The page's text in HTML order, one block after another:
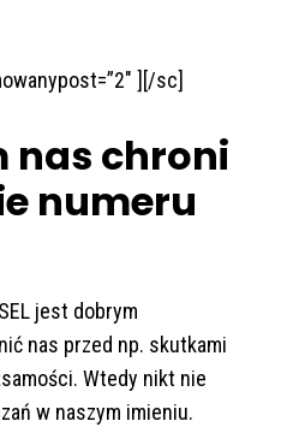
][/sc]
nas chroni
numeru
jest dobrym
nas przed np. skutkami
Wtedy nikt nie
w naszym imieniu.